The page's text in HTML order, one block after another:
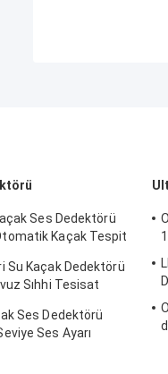
Ses Dedektörü
Kaçak Tespit
Su Kaçak Dedektörü
Sıhhi Tesisat
Ses Dedektörü
Ses Ayarı